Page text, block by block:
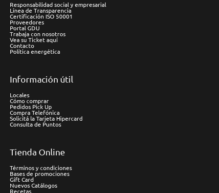
Responsabilidad social y empresarial
Línea de Transparencia
Certificación ISO 50001
Proveedores
Portal GDU
Trabaja con nosotros
Vea su Ticket aquí
Contacto
Política energética
Información útil
Locales
Cómo comprar
Pedidos Pick Up
Compra Telefónica
Solicitá la Tarjeta Hipercard
Consulta de Puntos
Tienda Online
Términos y condiciones
Bases de promociones
Gift Card
Nuevos Catálogos
Recetas